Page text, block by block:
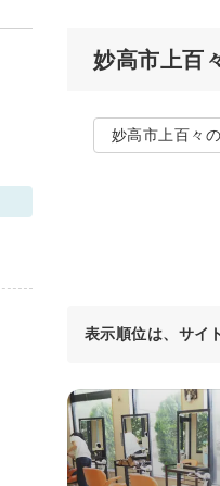
妙高市上百
妙高市上百々
表示順位は、サイ